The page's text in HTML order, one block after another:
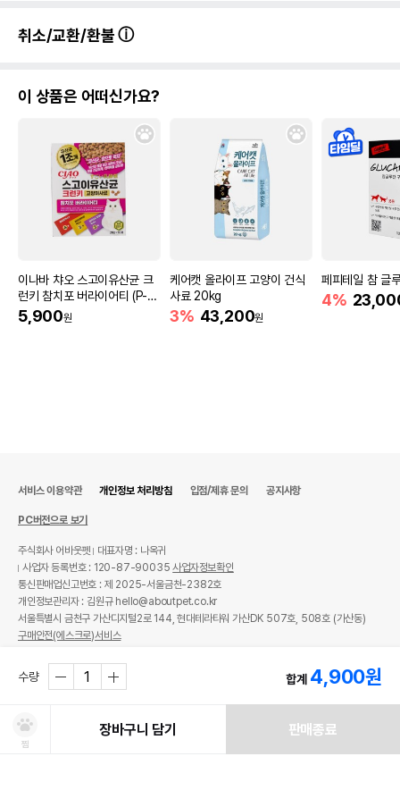
취소/교환/환불
이 상품은 어떠신가요?
이나바 챠오 스고이유산균 크
런키 참치포 버라이어티 (P-2
45) 200g
5,900원
케어캣 올라이프 고양이 건식
사료 20kg
3% 43,200원
페피테일 참 글
4%
수량 합계 4,900원
찜
장바구니 담기 판매종료
서비스 이용약관 개인정보 처리방침 입점/제휴 문의 공지사항
PC버전으로 보기
주식회사 어바웃펫
대표자명 : 나옥귀
사업자 등록번호 : 120-87-90035사업자정보확인
통신판매업신고번호 : 제 2025-서울금천-2382호
개인정보관리자 : 김원규 hello@aboutpet.co.kr
서울특별시 금천구 가산디지털2로 144, 현대테라타워 가산DK 507호, 508호 (가산동)
구매안전(에스크로)서비스